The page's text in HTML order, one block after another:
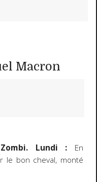
Macron
Lundi : En
le bon cheval, monté